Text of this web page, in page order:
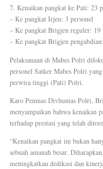
7. Kenaikan pangkat ke Pati: 23
– Ke pangkat Irjen: 3 personel
– Ke pangkat Brigjen reguler: 19
– Ke pangkat Brigjen
Pelaksanaan di Mabes Polri
personel Satker Mabes Polri
perwira tinggi (Pati) Polri.
Karo Penmas Divhumas Polri,
menyampaikan bahwa kenaikan
terhadap prestasi yang telah
“Kenaikan pangkat ini bukan
sebuah amanah besar.
meningkatkan dedikasi dan